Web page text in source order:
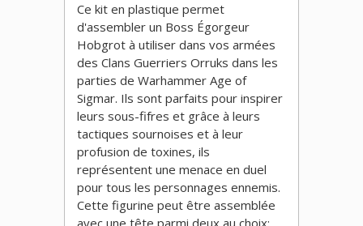
Ce kit en plastique permet
d'assembler un Boss Égorgeur
Hobgrot à utiliser dans vos armées
des Clans Guerriers Orruks dans les
parties de Warhammer Age of
Sigmar. Ils sont parfaits pour inspirer
leurs sous-fifres et grâce à leurs
tactiques sournoises et à leur
profusion de toxines, ils
représentent une menace en duel
pour tous les personnages ennemis.
Cette figurine peut être assemblée